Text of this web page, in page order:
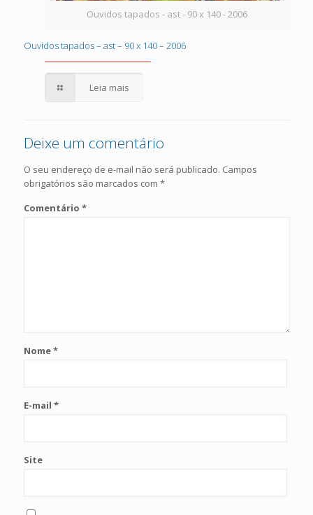
Ouvidos tapados – ast – 90 x 140 – 2006
Ouvidos tapados - ast - 90 x 140 - 2006
Ouvidos tapados – ast – 90 x 140 – 2006
Leia mais
Deixe um comentário
O seu endereço de e-mail não será publicado. Campos
obrigatórios são marcados com *
Comentário *
Nome*
E-mail *
Site